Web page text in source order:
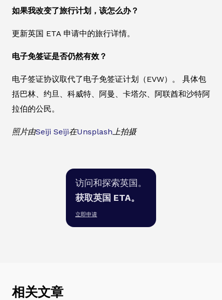
如果我改变了旅行计划，该怎么办？
更新英国 ETA 申请中的旅行详情。
电子免签证是否仍然有效？
电子签证协议取代了电子免签证计划（EVW）。 具体包
括巴林、约旦、科威特、阿曼、卡塔尔、阿联酋和沙特阿
拉伯的公民。
照片由Seiji Seiji在Unsplash上拍摄
访问和探索英国。
获取英国 ETA。
立即申请
相关文章